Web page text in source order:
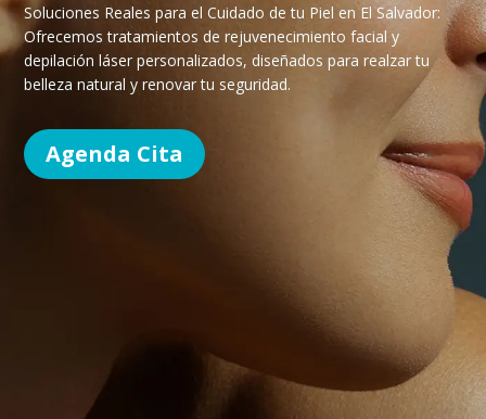
Soluciones Reales para el Cuidado de tu Piel en El Salvador:
Ofrecemos tratamientos de rejuvenecimiento facial y
depilación láser personalizados, diseñados para realzar tu
belleza natural y renovar tu seguridad.
Agenda Cita